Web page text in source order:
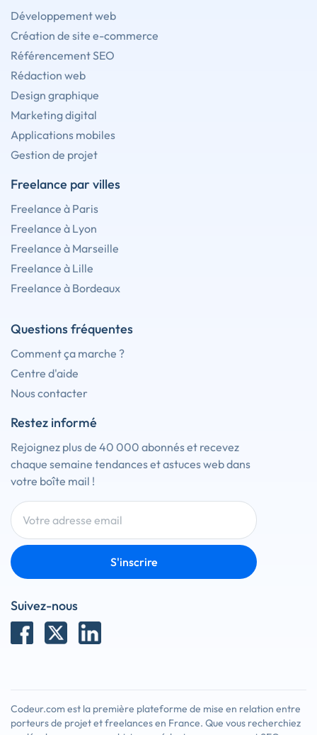
Développement web
Création de site e-commerce
Référencement SEO
Rédaction web
Design graphique
Marketing digital
Applications mobiles
Gestion de projet
Freelance par villes
Freelance à Paris
Freelance à Lyon
Freelance à Marseille
Freelance à Lille
Freelance à Bordeaux
Questions fréquentes
Comment ça marche ?
Centre d'aide
Nous contacter
Restez informé
Rejoignez plus de 40 000 abonnés et recevez
chaque semaine tendances et astuces web dans
votre boîte mail !
S'inscrire
Suivez-nous
Codeur.com est la première plateforme de mise en relation entre
porteurs de projet et freelances en France. Que vous recherchiez